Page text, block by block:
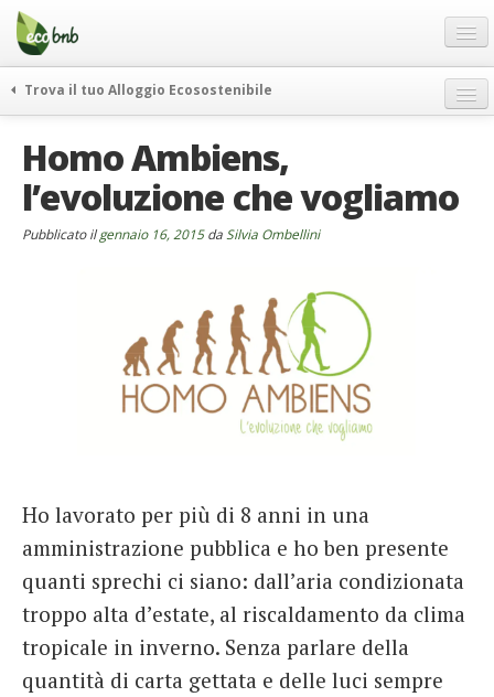
Menu
Salta
contenuto
Offerte Speciali
Regali
FAQ
Chi Siamo
French
Italiano
Trova il tuo Alloggio Ecosostenibile
itinerari
curiosità
vivere e viaggiare verde
Homo Ambiens,
l’evoluzione che vogliamo
Pubblicato ilgennaio 16, 2015da Silvia Ombellini
Ho lavorato per più di 8 anni in una
amministrazione pubblica e ho ben presente
quanti sprechi ci siano: dall’aria condizionata
troppo alta d’estate, al riscaldamento da clima
tropicale in inverno. Senza parlare della
quantità di carta gettata e delle luci sempre